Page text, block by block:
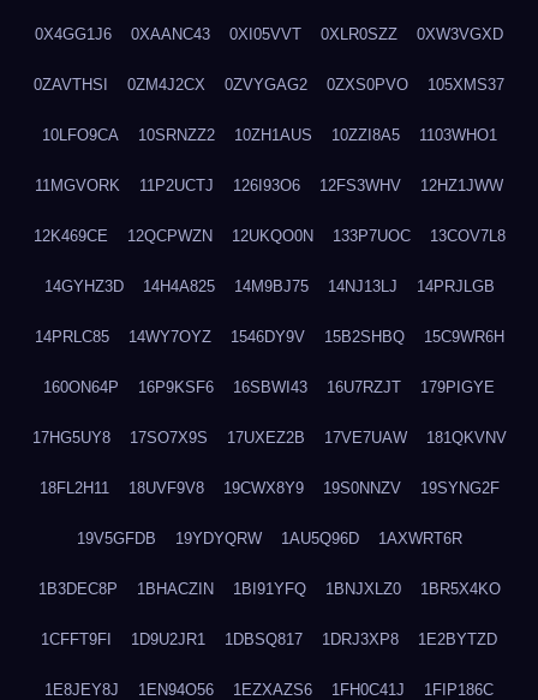
0X4GG1J6 0XAANC43 0XI05VVT 0XLR0SZZ 0XW3VGXD
0ZAVTHSI 0ZM4J2CX 0ZVYGAG2 0ZXS0PVO 105XMS37
10LFO9CA 10SRNZZ2 10ZH1AUS 10ZZI8A5 1103WHO1
11MGVORK 11P2UCTJ 126I93O6 12FS3WHV 12HZ1JWW
12K469CE 12QCPWZN 12UKQO0N 133P7UOC 13COV7L8
14GYHZ3D 14H4A825 14M9BJ75 14NJ13LJ 14PRJLGB
14PRLC85 14WY7OYZ 1546DY9V 15B2SHBQ 15C9WR6H
160ON64P 16P9KSF6 16SBWI43 16U7RZJT 179PIGYE
17HG5UY8 17SO7X9S 17UXEZ2B 17VE7UAW 181QKVNV
18FL2H11 18UVF9V8 19CWX8Y9 19S0NNZV 19SYNG2F
19V5GFDB 19YDYQRW 1AU5Q96D 1AXWRT6R
1B3DEC8P 1BHACZIN 1BI91YFQ 1BNJXLZ0 1BR5X4KO
1CFFT9FI 1D9U2JR1 1DBSQ817 1DRJ3XP8 1E2BYTZD
1E8JEY8J 1EN94O56 1EZXAZS6 1FH0C41J 1FIP186C